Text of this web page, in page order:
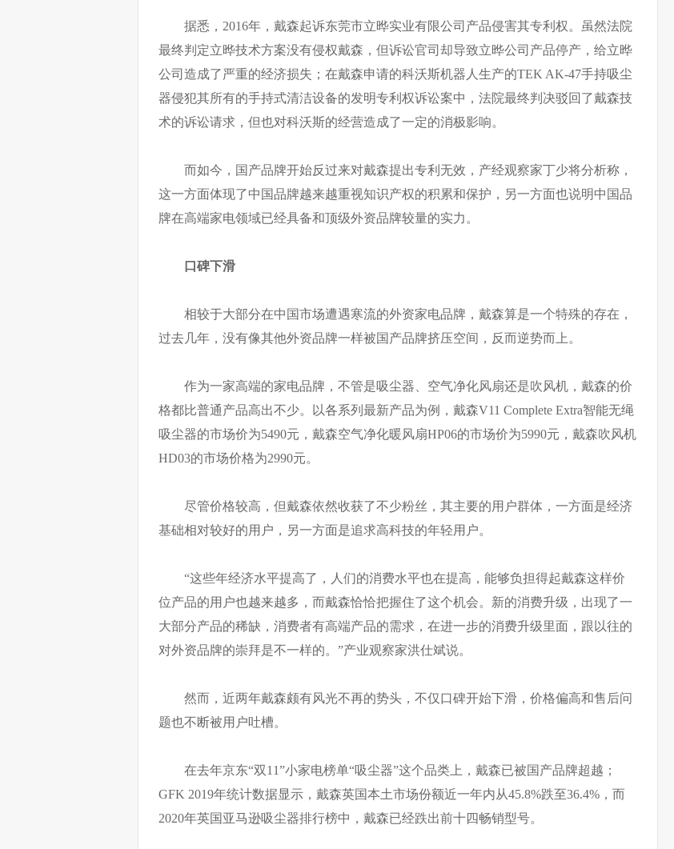
据悉，2016年，戴森起诉东莞市立晔实业有限公司产品侵害其专利权。虽然法院
最终判定立晔技术方案没有侵权戴森，但诉讼官司却导致立晔公司产品停产，给立晔
公司造成了严重的经济损失；在戴森申请的科沃斯机器人生产的TEK AK-47手持吸尘
器侵犯其所有的手持式清洁设备的发明专利权诉讼案中，法院最终判决驳回了戴森技
术的诉讼请求，但也对科沃斯的经营造成了一定的消极影响。
而如今，国产品牌开始反过来对戴森提出专利无效，产经观察家丁少将分析称，
这一方面体现了中国品牌越来越重视知识产权的积累和保护，另一方面也说明中国品
牌在高端家电领域已经具备和顶级外资品牌较量的实力。
口碑下滑
相较于大部分在中国市场遭遇寒流的外资家电品牌，戴森算是一个特殊的存在，
过去几年，没有像其他外资品牌一样被国产品牌挤压空间，反而逆势而上。
作为一家高端的家电品牌，不管是吸尘器、空气净化风扇还是吹风机，戴森的价
格都比普通产品高出不少。以各系列最新产品为例，戴森V11 Complete Extra智能无绳
吸尘器的市场价为5490元，戴森空气净化暖风扇HP06的市场价为5990元，戴森吹风机
HD03的市场价格为2990元。
尽管价格较高，但戴森依然收获了不少粉丝，其主要的用户群体，一方面是经济
基础相对较好的用户，另一方面是追求高科技的年轻用户。
“这些年经济水平提高了，人们的消费水平也在提高，能够负担得起戴森这样价
位产品的用户也越来越多，而戴森恰恰把握住了这个机会。新的消费升级，出现了一
大部分产品的稀缺，消费者有高端产品的需求，在进一步的消费升级里面，跟以往的
对外资品牌的崇拜是不一样的。”产业观察家洪仕斌说。
然而，近两年戴森颇有风光不再的势头，不仅口碑开始下滑，价格偏高和售后问
题也不断被用户吐槽。
在去年京东“双11”小家电榜单“吸尘器”这个品类上，戴森已被国产品牌超越；
GFK 2019年统计数据显示，戴森英国本土市场份额近一年内从45.8%跌至36.4%，而
2020年英国亚马逊吸尘器排行榜中，戴森已经跌出前十四畅销型号。